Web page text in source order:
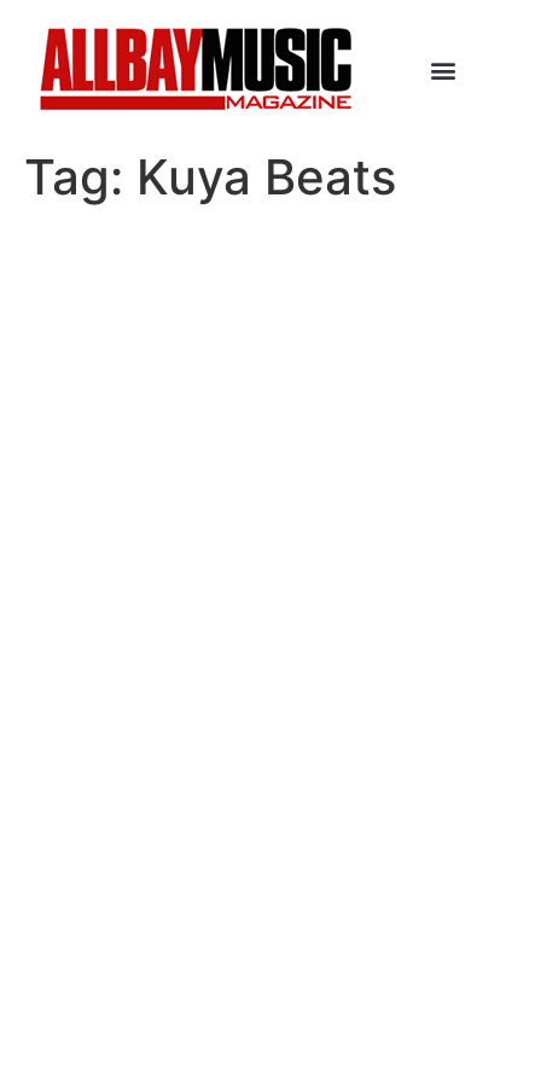
Tag: Kuya Beats